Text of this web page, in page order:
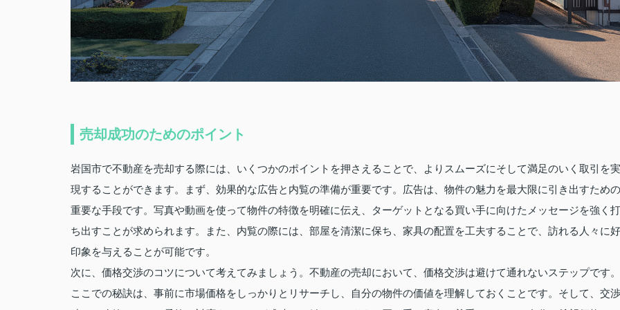
売却成功のためのポイント
岩国市で不動産を売却する際には、いくつかのポイントを押さえることで、よりスムーズにそして満足のいく取引を実
現することができます。まず、効果的な広告と内覧の準備が重要です。広告は、物件の魅力を最大限に引き出すための
重要な手段です。写真や動画を使って物件の特徴を明確に伝え、ターゲットとなる買い手に向けたメッセージを強く打
ち出すことが求められます。また、内覧の際には、部屋を清潔に保ち、家具の配置を工夫することで、訪れる人々に好
印象を与えることが可能です。
次に、価格交渉のコツについて考えてみましょう。不動産の売却において、価格交渉は避けて通れないステップです。
ここでの秘訣は、事前に市場価格をしっかりとリサーチし、自分の物件の価値を理解しておくことです。そして、交渉